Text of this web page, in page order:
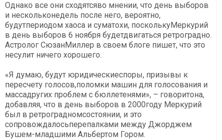
Однако все они сходятсяво мнении, что день выборов
и нескольконедель после него, вероятно,
будутпериодом хаоса и суматохи, посколькуМеркурий
в день выборов 6 ноября будетдвигаться ретроградно.
Астролог СюзанМиллер в своем блоге пишет, что это
несулит ничего хорошего.
«Я думаю, будут юридическиеспоры, призывы к
пересчету голосов,поломки машин для голосования и
массадругих проблем с бюллетенями», – говоритона,
добавляя, что в день выборов в 2000году Меркурий
был в ретроградномсостоянии, и это
сопровождалосьперепалками между Джорджем
Бушем-младшими Альбертом Гором.